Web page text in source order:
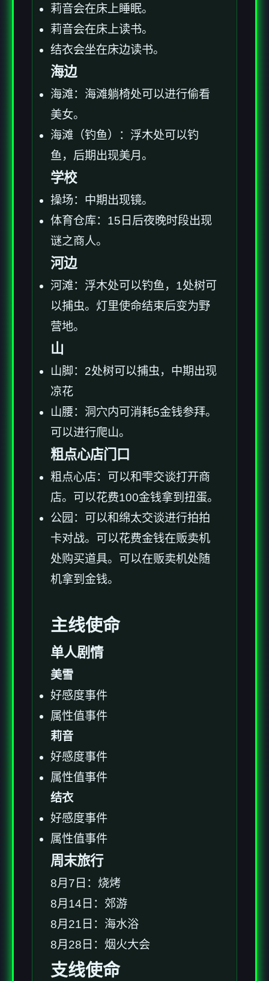
莉音会在床上睡眠。
莉音会在床上读书。
结衣会坐在床边读书。
海边
海滩：海滩躺椅处可以进行偷看
美女。
海滩（钓鱼）：浮木处可以钓
鱼，后期出现美月。
学校
操场：中期出现镜。
体育仓库：15日后夜晚时段出现
谜之商人。
河边
河滩：浮木处可以钓鱼，1处树可
以捕虫。灯里使命结束后变为野
营地。
山
山脚：2处树可以捕虫，中期出现
凉花
山腰：洞穴内可消耗5金钱参拜。
可以进行爬山。
粗点心店门口
粗点心店：可以和雫交谈打开商
店。可以花费100金钱拿到扭蛋。
公园：可以和绵太交谈进行拍拍
卡对战。可以花费金钱在贩卖机
处购买道具。可以在贩卖机处随
机拿到金钱。
主线使命
单人剧情
美雪
好感度事件
属性值事件
莉音
好感度事件
属性值事件
结衣
好感度事件
属性值事件
周末旅行
8月7日：烧烤
8月14日：郊游
8月21日：海水浴
8月28日：烟火大会
支线使命